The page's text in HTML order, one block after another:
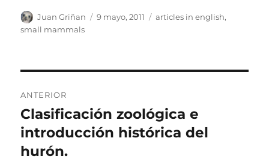
Autor
Juan Griñan
Publicado
9 mayo, 2011 Categorías
articles in english,
small mammals
de
entradas
ANTERIOR
Entrada
anterior:
Clasificación zoológica e
introducción histórica del
hurón.